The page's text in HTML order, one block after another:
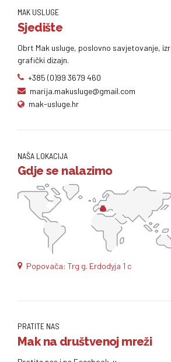
MAK USLUGE
Sjedište
Obrt Mak usluge, poslovno savjetovanje,
grafički dizajn.
+385 (0)99 3679 460
marija.makusluge@gmail.com
mak-usluge.hr
NAŠA LOKACIJA
Gdje se nalazimo
Popovača: Trg g. Erdodyja 1 c
PRATITE NAS
Mak na društvenoj mreži